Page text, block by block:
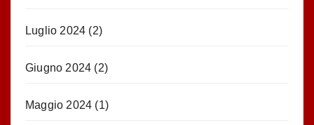
Luglio 2024 (2)
Giugno 2024 (2)
Maggio 2024 (1)